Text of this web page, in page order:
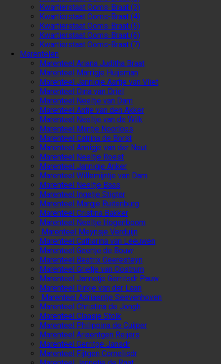
Kwartierstaat Ooms-Braat (3)
Kwartierstaat Ooms-Braat (4)
Kwartierstaat Ooms-Braat (5)
Kwartierstaat Ooms-Braat (6)
Kwartierstaat Ooms-Braat (7)
Marentelen
Marenteel Ariana Juditha Braat
Marenteel Marrigje Huijsman
Marenteel Jannigje Aartje van Vliet
Marenteel Dina van Driel
Marenteel Neeltje van Dam
Marenteel Antje van den Akker
Marenteel Neeltje van de Wilk
Marenteel Mijntje Noorloos
Marenteel Catrina de Borst
Marenteel Annigje van der Neut
Marenteel Neeltje Roest
Marenteel Jannigje Anker
Marenteel Willemijntje van Dam
Marenteel Neeltje Baas
Marenteel Ingetje Stigter
Marenteel Margje Ruitenburg
Marenteel Cristina Bakker
Marenteel Neeltje Hogenboom
Marenteel Meynsje Verduijn
Marenteel Catharina van Leeuwen
Marenteel Geertje de Bouw
Marenteel Beatrix Geeresteyn
Marenteel Grietje van Oostrum
Marenteel Jannetje Gerritsdr Pauw
Marenteel Dirkje van der Laan
Marenteel Adriaentje Seevenhoven
Marenteel Christina de Jongh
Marenteel Claasje Stolk
Marenteel Philippina de Cuijper
Marenteel Ariaentgen Reijers
Marenteel Gerritge Jansdr
Marenteel Fijtgen Cornelisdr